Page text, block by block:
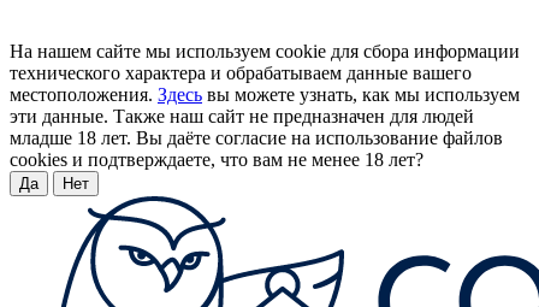
На нашем сайте мы используем cookie для сбора информации
технического характера и обрабатываем данные вашего
местоположения. Здесь вы можете узнать, как мы используем
эти данные. Также наш сайт не предназначен для людей
младше 18 лет. Вы даёте согласие на использование файлов
cookies и подтверждаете, что вам не менее 18 лет?
Да Нет